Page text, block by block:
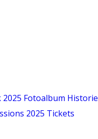
Fotoalbum Historie
2025 Tickets